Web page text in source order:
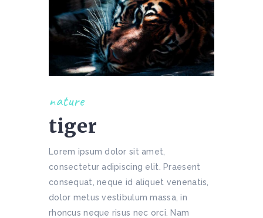
nature
tiger
Lorem ipsum dolor sit amet,
consectetur adipiscing elit. Praesent
consequat, neque id aliquet venenatis,
dolor metus vestibulum massa, in
rhoncus neque risus nec orci. Nam